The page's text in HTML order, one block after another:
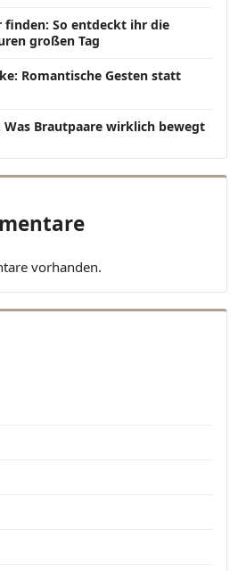
finden: So entdeckt ihr die
großen Tag
Romantische Gesten statt
Was Brautpaare wirklich bewegt
vorhanden.